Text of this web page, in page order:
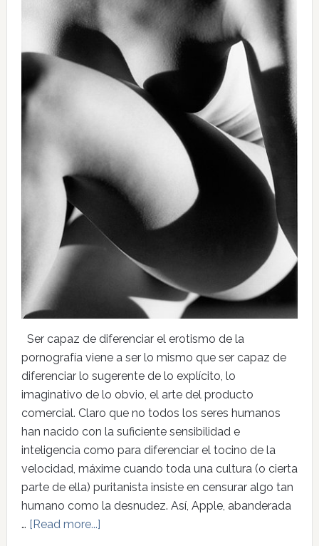
Ser capaz de diferenciar el erotismo de la
pornografía viene a ser lo mismo que ser capaz de
diferenciar lo sugerente de lo explícito, lo
imaginativo de lo obvio, el arte del producto
comercial. Claro que no todos los seres humanos
han nacido con la suficiente sensibilidad e
inteligencia como para diferenciar el tocino de la
velocidad, máxime cuando toda una cultura (o cierta
parte de ella) puritanista insiste en censurar algo tan
humano como la desnudez. Así, Apple, abanderada
… [Read more...]